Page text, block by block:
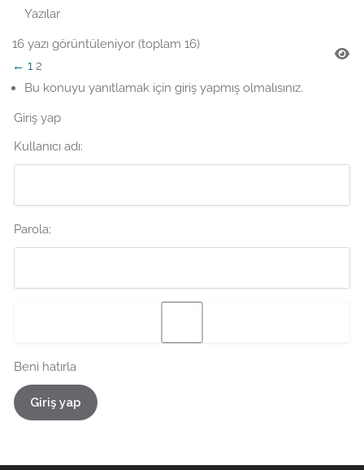
Yazılar
16 yazı görüntüleniyor (toplam 16)
← 1 2
Bu konuyu yanıtlamak için giriş yapmış olmalısınız.
Giriş yap
Kullanıcı adı:
Parola:
Beni hatırla
Giriş yap